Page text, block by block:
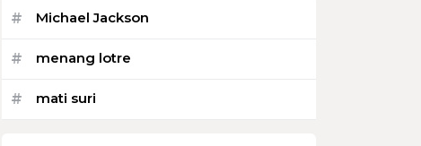
# Michael Jackson
# menang lotre
# mati suri